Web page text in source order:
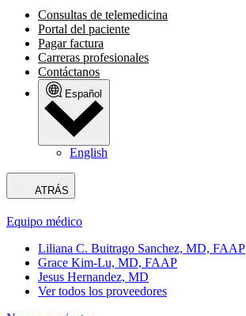
Consultas de telemedicina
Portal del paciente
Pagar factura
Carreras profesionales
Contáctanos
Español
English
ATRÁS
Equipo médico
Liliana C. Buitrago Sanchez, MD, FAAP
Grace Kim-Lu, MD, FAAP
Jesus Hernandez, MD
Ver todos los proveedores